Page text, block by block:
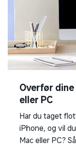
Overfør
eller PC
Har du taget
iPhone, og vil
Mac eller PC?